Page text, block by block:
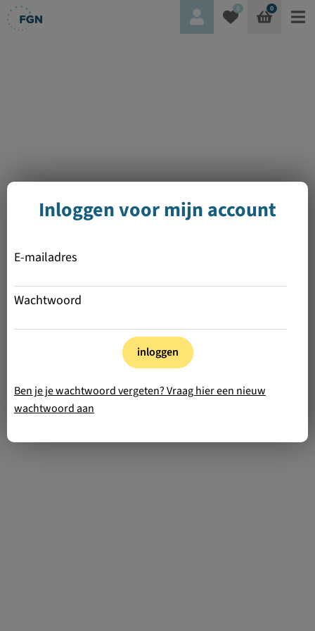
0 0
Inloggen voor mijn account
E-mailadres
Wachtwoord
inloggen
Ben je je wachtwoord vergeten? Vraag hier een nieuw
wachtwoord aan